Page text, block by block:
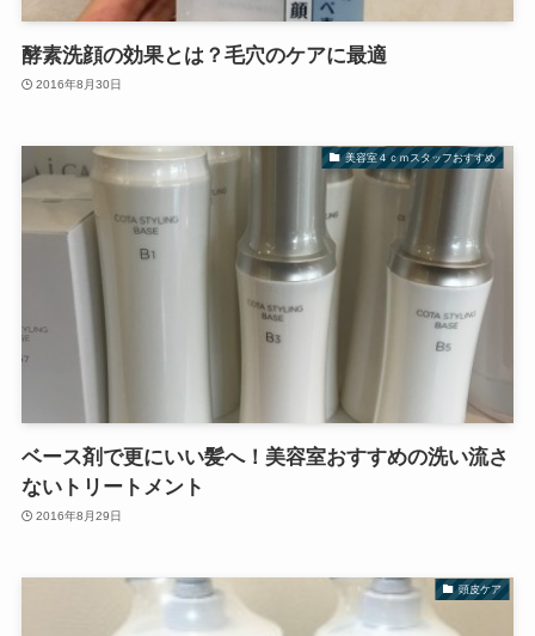
酵素洗顔の効果とは？毛穴のケアに最適
2016年8月30日
美容室４ｃｍスタッフおすすめ
ベース剤で更にいい髪へ！美容室おすすめの洗い流さ
ないトリートメント
2016年8月29日
頭皮ケア